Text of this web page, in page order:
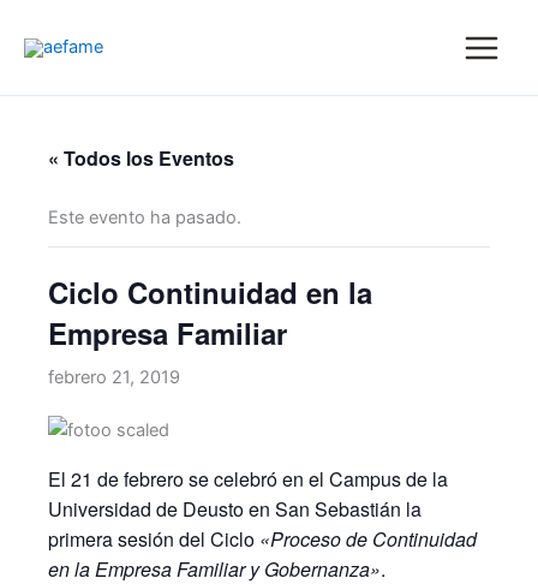
« Todos los Eventos
Este evento ha pasado.
Ciclo Continuidad en la
Empresa Familiar
febrero 21, 2019
El 21 de febrero se celebró en el Campus de la
Universidad de Deusto en San Sebastián la
primera sesión del Ciclo «Proceso de Continuidad
en la Empresa Familiar y Gobernanza».